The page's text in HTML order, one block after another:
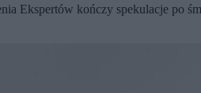
Ekspertów kończy spekulacje po